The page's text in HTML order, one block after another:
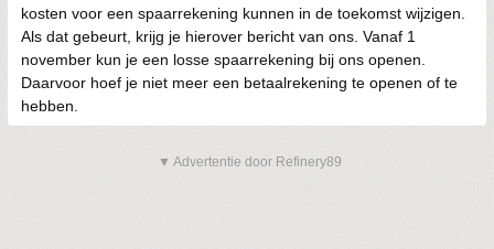
kosten voor een spaarrekening kunnen in de toekomst wijzigen.
Als dat gebeurt, krijg je hierover bericht van ons. Vanaf 1
november kun je een losse spaarrekening bij ons openen.
Daarvoor hoef je niet meer een betaalrekening te openen of te
hebben.
▼ Advertentie door Refinery89